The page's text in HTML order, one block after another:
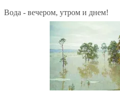
Вода - вечером, утром и днем!